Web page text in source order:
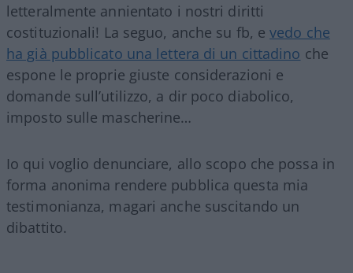
letteralmente annientato i nostri diritti
costituzionali! La seguo, anche su fb, evedo che
ha già pubblicato una lettera di un cittadino che
espone le proprie giuste considerazioni e
domande sull’utilizzo, a dir poco diabolico,
imposto sulle mascherine…
Io qui voglio denunciare, allo scopo che possa in
forma anonima rendere pubblica questa mia
testimonianza, magari anche suscitando un
dibattito.